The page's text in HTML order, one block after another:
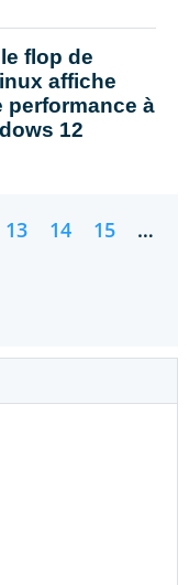
flop de
affiche
performance à
12
13 14 15
…